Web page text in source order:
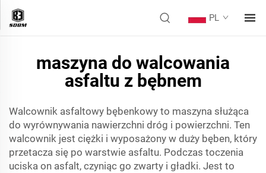
PL
maszyna do walcowania
asfaltu z bębnem
Walcownik asfaltowy bębenkowy to maszyna służąca
do wyrównywania nawierzchni dróg i powierzchni. Ten
walcownik jest ciężki i wyposażony w duży bęben, który
przetacza się po warstwie asfaltu. Podczas toczenia
uciska on asfalt, czyniąc go zwarty i gładki. Jest to